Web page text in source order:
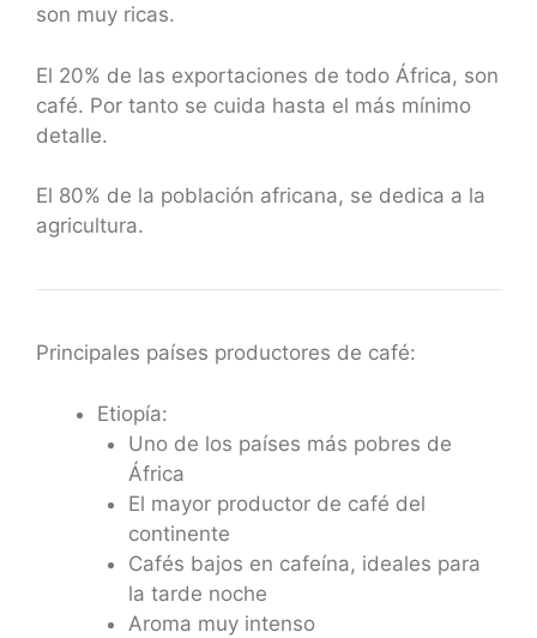
son muy ricas.
El 20% de las exportaciones de todo África, son
café. Por tanto se cuida hasta el más mínimo
detalle.
El 80% de la población africana, se dedica a la
agricultura.
Principales países productores de café:
Etiopía:
Uno de los países más pobres de
África
El mayor productor de café del
continente
Cafés bajos en cafeína, ideales para
la tarde noche
Aroma muy intenso